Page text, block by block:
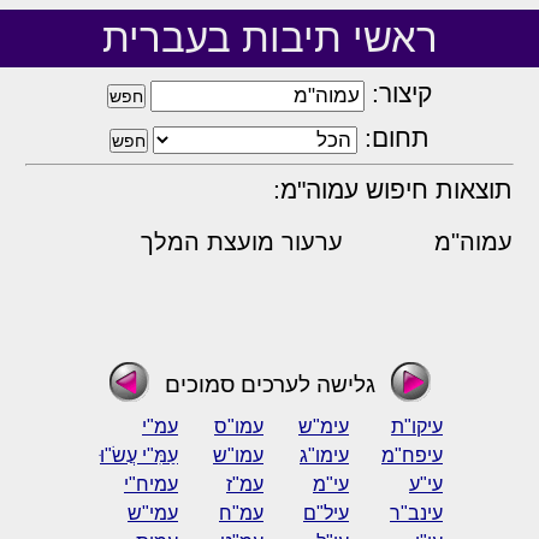
ראשי תיבות בעברית
קיצור:
תחום:
תוצאות חיפוש עמוה"מ:
עמוה"מ ערעור מועצת המלך
גלישה לערכים סמוכים
עיקו"ת עימ"ש עמו"ס
עמ"י
עיפח"מ
עימו"ג עמו"ש
עַמִּ"י עֲשׂ"וּ
עי"ע
עי"מ עמ"ז
עמיח"י
עינב"ר
עיל"ם עמ"ח
עמי"ש